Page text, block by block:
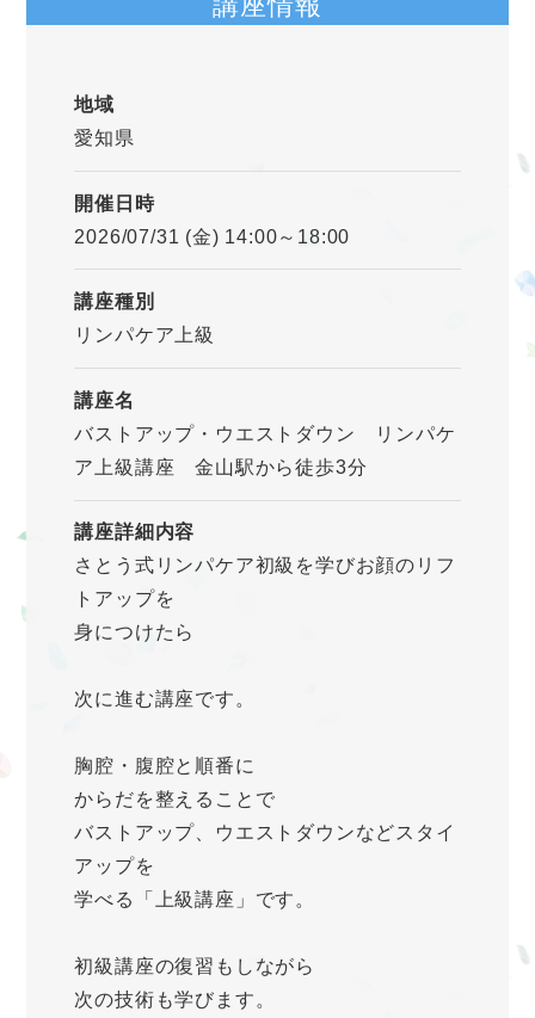
地域
愛知県
開催日時
2026/07/31 (金) 14:00～18:00
講座種別
リンパケア上級
講座名
バストアップ・ウエストダウン リンパケ
ア上級講座 金山駅から徒歩3分
講座詳細内容
さとう式リンパケア初級を学びお顔のリフ
トアップを
身につけたら
次に進む講座です。
胸腔・腹腔と順番に
からだを整えることで
バストアップ、ウエストダウンなどスタイ
アップを
学べる「上級講座」です。
初級講座の復習もしながら
次の技術も学びます。